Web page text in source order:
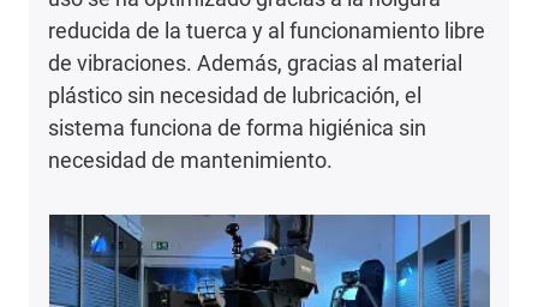
reducida de la tuerca y al funcionamiento libre
de vibraciones. Además, gracias al material
plástico sin necesidad de lubricación, el
sistema funciona de forma higiénica sin
necesidad de mantenimiento.